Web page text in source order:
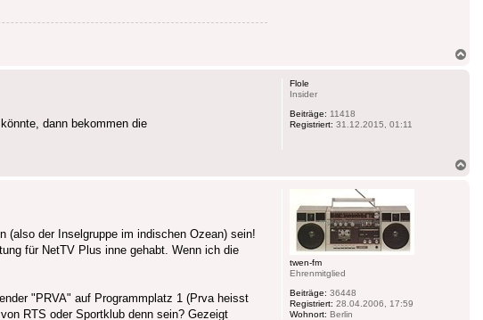
Flole
Insider
Beiträge: 11418
Registriert: 31.12.2015, 01:11
dann bekommen die
twen-fm
Ehrenmitglied
Beiträge: 36448
Registriert: 28.04.2006, 17:59
Wohnort: Berlin
(also der Inselgruppe im indischen Ozean) sein!
für NetTV Plus inne gehabt. Wenn ich die
"PRVA" auf Programmplatz 1 (Prva heisst
RTS oder Sportklub denn sein? Gezeigt